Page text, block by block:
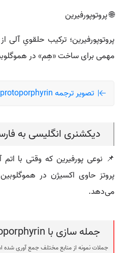
🌐 پروتوپورفیرین
پروتوپورفیرین؛ ترکیب حلقویِ آلی
مهمی برای ساخت «هِم» در
تصویر ترجمه protoporphyrin
دیکشنری انگلیسی به
📌 نوعی پورفیرین که وقتی با
پروتز حاوی اکسیژن در
می‌دهد.
جمله سازی با protoporphyrin
جملات نمونه از منابع مختلف جمع آوری